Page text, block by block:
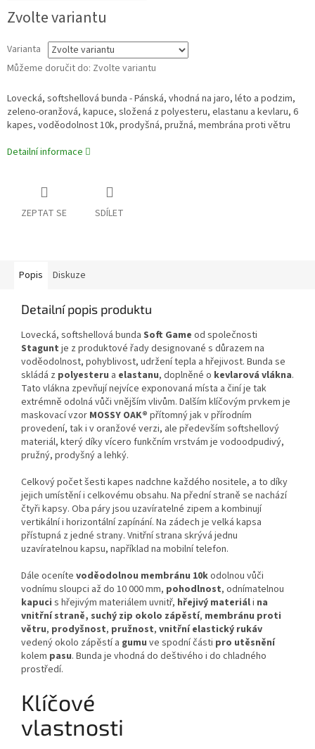
Zvolte variantu
Varianta
Můžeme doručit do: Zvolte variantu
Lovecká, softshellová bunda - Pánská, vhodná na jaro, léto a podzim,
zeleno-oranžová, kapuce, složená z polyesteru, elastanu a kevlaru, 6
kapes, voděodolnost 10k, prodyšná, pružná, membrána proti větru
Detailní informace
ZEPTAT SE SDÍLET
Popis Diskuze
Detailní popis produktu
Lovecká, softshellová bunda Soft Game od společnosti
Stagunt je z produktové řady designované s důrazem na
voděodolnost, pohyblivost, udržení tepla a hřejivost. Bunda se
skládá z polyesteru a elastanu, doplněné o kevlarová vlákna.
Tato vlákna zpevňují nejvíce exponovaná místa a činí je tak
extrémně odolná vůči vnějším vlivům. Dalším klíčovým prvkem je
maskovací vzor MOSSY OAK® přítomný jak v přírodním
provedení, tak i v oranžové verzi, ale především softshellový
materiál, který díky vícero funkčním vrstvám je vodoodpudivý,
pružný, prodyšný a lehký.
Celkový počet šesti kapes nadchne každého nositele, a to díky
jejich umístění i celkovému obsahu. Na přední straně se nachází
čtyři kapsy. Oba páry jsou uzavíratelné zipem a kombinují
vertikální i horizontální zapínání. Na zádech je velká kapsa
přístupná z jedné strany. Vnitřní strana skrývá jednu
uzavíratelnou kapsu, například na mobilní telefon.
Dále oceníte voděodolnou membránu 10kodolnou vůči
vodnímu sloupci až do 10 000 mm, pohodlnost, odnímatelnou
kapuci s hřejivým materiálem uvnitř, hřejivý materiáli na
vnitřní straně, suchý zip okolo zápěstí, membránu proti
větru, prodyšnost, pružnost, vnitřní elastický rukáv
vedený okolo zápěstí a gumu ve spodní části pro utěsnění
kolem pasu. Bunda je vhodná do deštivého i do chladného
prostředí.
Klíčové
vlastnosti